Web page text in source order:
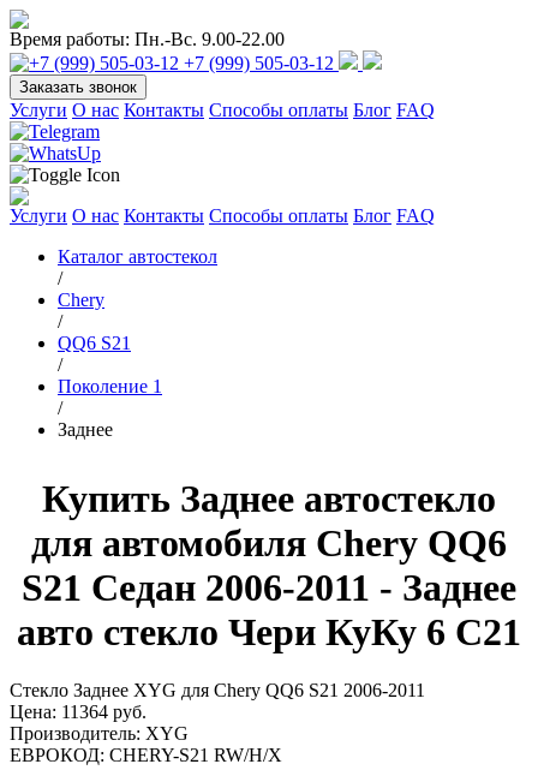
Время работы: Пн.-Вс. 9.00-22.00
+7 (999) 505-03-12
Заказать звонок
Услуги О нас Контакты Способы оплаты Блог FAQ
Услуги О нас Контакты Способы оплаты Блог FAQ
Каталог автостекол
/
Chery
/
QQ6 S21
/
Поколение 1
/
Заднее
Купить Заднее автостекло
для автомобиля Chery QQ6
S21 Седан 2006-2011 - Заднее
авто стекло Чери КуКу 6 С21
Стекло Заднее XYG для Chery QQ6 S21 2006-2011
Цена: 11364 руб.
Производитель: XYG
ЕВРОКОД: CHERY-S21 RW/H/X